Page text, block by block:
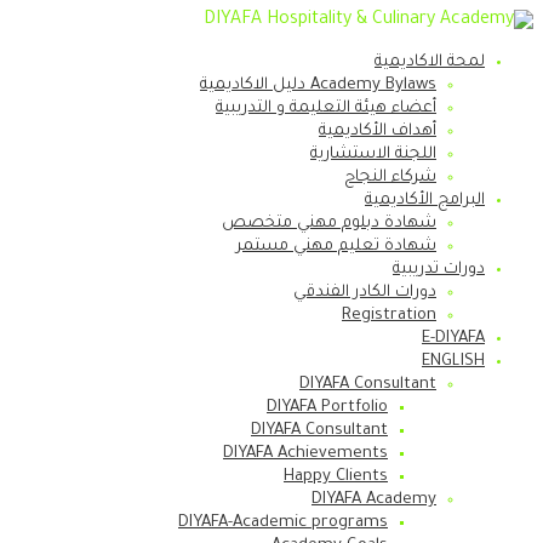
لمحة الاكاديمية
Academy Bylaws دليل الاكاديمية
أعضاء هيئة التعليمة و التدريبية
أهداف الأكاديمية
اللجنة الاستشارية
شركاء النجاح
البرامج الأكاديمية
شهادة دبلوم مهني متخصص
شهادة تعليم مهني مستمر
دورات تدريبية
دورات الكادر الفندقي
Registration
E-DIYAFA
ENGLISH
DIYAFA Consultant
DIYAFA Portfolio
DIYAFA Consultant
DIYAFA Achievements
Happy Clients
DIYAFA Academy
DIYAFA-Academic programs